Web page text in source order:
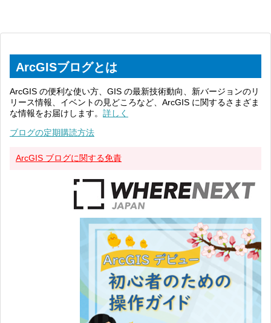
ArcGISブログとは
ArcGIS の便利な使い方、GIS の最新技術動向、新バージョンのリ
リース情報、イベントの見どころなど、ArcGIS に関するさまざま
な情報をお届けします。 詳しく
ブログの定期購読方法
ArcGIS ブログに関する免責